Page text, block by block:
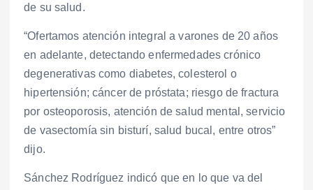
de su salud.
“Ofertamos atención integral a varones de 20 años
en adelante, detectando enfermedades crónico
degenerativas como diabetes, colesterol o
hipertensión; cáncer de próstata; riesgo de fractura
por osteoporosis, atención de salud mental, servicio
de vasectomía sin bisturí, salud bucal, entre otros”
dijo.
Sánchez Rodríguez indicó que en lo que va del